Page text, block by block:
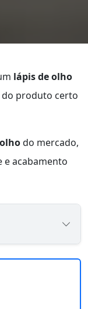
lápis de olho
do produto certo
do mercado,
e acabamento